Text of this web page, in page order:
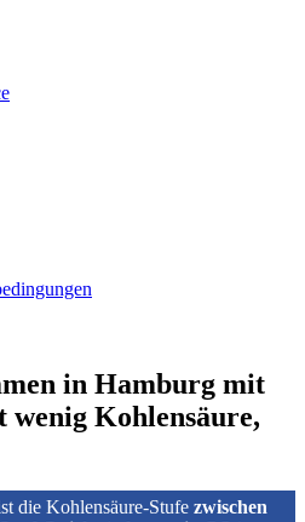
in Hamburg mit
Kohlensäure,
die Kohlensäure‑Stufe zwischen